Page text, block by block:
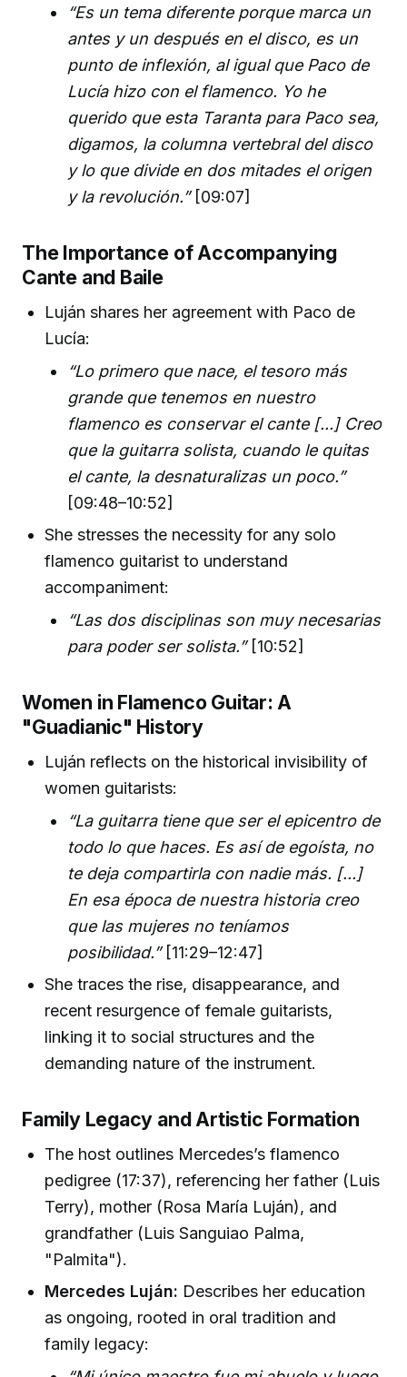
“Es un tema diferente porque marca un
antes y un después en el disco, es un
punto de inflexión, al igual que Paco de
Lucía hizo con el flamenco. Yo he
querido que esta Taranta para Paco sea,
digamos, la columna vertebral del disco
y lo que divide en dos mitades el origen
y la revolución.”[09:07]
The Importance of Accompanying
Cante and Baile
Luján shares her agreement with Paco de
Lucía:
“Lo primero que nace, el tesoro más
grande que tenemos en nuestro
flamenco es conservar el cante [...] Creo
que la guitarra solista, cuando le quitas
el cante, la desnaturalizas un poco.”
[09:48–10:52]
She stresses the necessity for any solo
flamenco guitarist to understand
accompaniment:
“Las dos disciplinas son muy necesarias
para poder ser solista.”[10:52]
Women in Flamenco Guitar: A
"Guadianic" History
Luján reflects on the historical invisibility of
women guitarists:
“La guitarra tiene que ser el epicentro de
todo lo que haces. Es así de egoísta, no
te deja compartirla con nadie más. [...]
En esa época de nuestra historia creo
que las mujeres no teníamos
posibilidad.”[11:29–12:47]
She traces the rise, disappearance, and
recent resurgence of female guitarists,
linking it to social structures and the
demanding nature of the instrument.
Family Legacy and Artistic Formation
The host outlines Mercedes’s flamenco
pedigree (17:37), referencing her father (Luis
Terry), mother (Rosa María Luján), and
grandfather (Luis Sanguiao Palma,
"Palmita").
Mercedes Luján: Describes her education
as ongoing, rooted in oral tradition and
family legacy: